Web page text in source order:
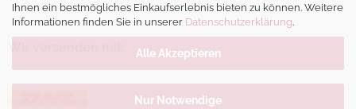
Ihnen ein bestmögliches Einkaufserlebnis bieten zu können. Weitere
Informationen finden Sie in unserer Datenschutzerklärung.
Alle Akzeptieren
Nur Notwendige